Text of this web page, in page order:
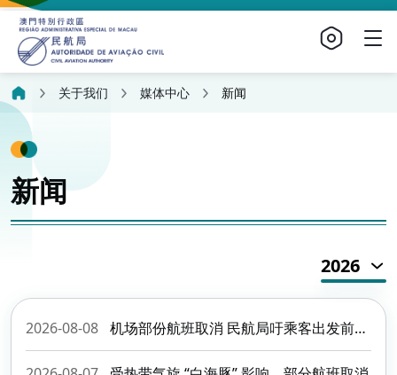
关于我们 媒体中心 新闻
新闻
2026
2026-08-08 机场部份航班取消 民航局吁乘客出发前留意航班动态